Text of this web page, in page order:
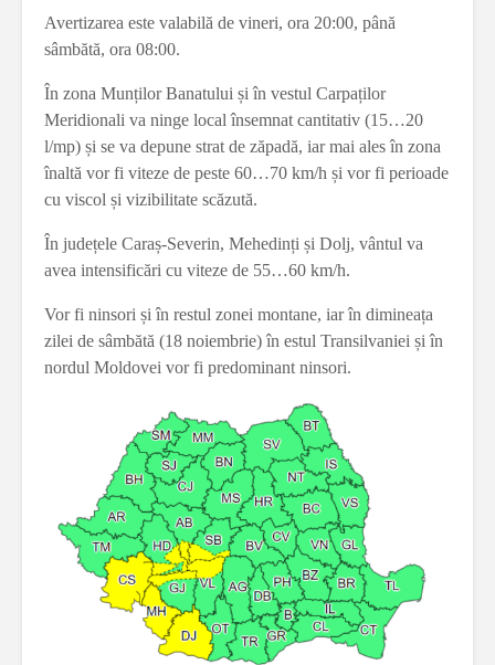
Avertizarea este valabilă de vineri, ora 20:00, până
sâmbătă, ora 08:00.
În zona Munților Banatului și în vestul Carpaților
Meridionali va ninge local însemnat cantitativ (15…20
l/mp) și se va depune strat de zăpadă, iar mai ales în zona
înaltă vor fi viteze de peste 60…70 km/h și vor fi perioade
cu viscol și vizibilitate scăzută.
În județele Caraș-Severin, Mehedinți și Dolj, vântul va
avea intensificări cu viteze de 55…60 km/h.
Vor fi ninsori și în restul zonei montane, iar în dimineața
zilei de sâmbătă (18 noiembrie) în estul Transilvaniei și în
nordul Moldovei vor fi predominant ninsori.